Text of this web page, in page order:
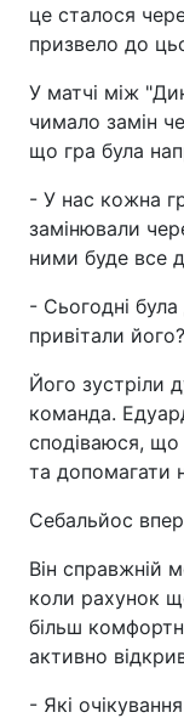
це сталося
призвело до
У матчі між
чимало замін
що гра була
- У нас кожна
замінювали
ними буде все
- Сьогодні
привітали
Його зустріли
команда.
сподіваюся, що
та допомагати
Себальйос
Він справжній
коли рахунок
більш
активно
- Які